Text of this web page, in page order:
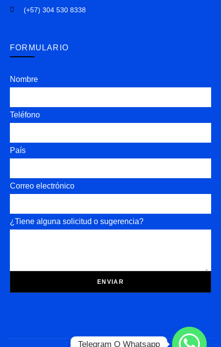
(+57) 304 530 8338
FORMULARIO
Nombre
Teléfono
País
Correo electrónico
¿Tiene alguna solicitud o sugerencia?
ENVIAR
Telegram O Whatsapp